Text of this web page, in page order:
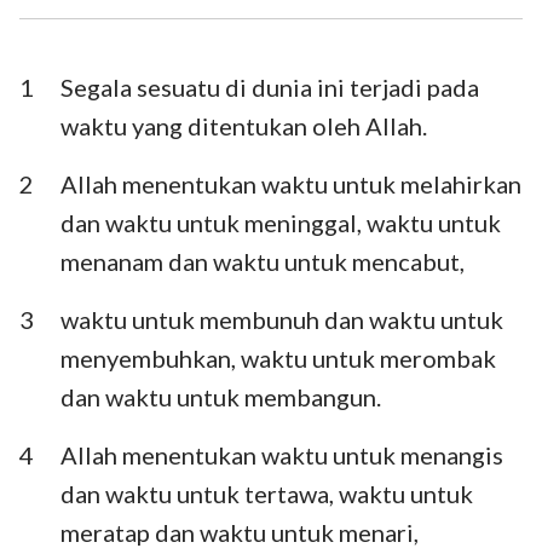
Ezra Nehemia
Ester Ayub
Mazmur Amsal
Pengkhotbah Kidung Agung
Yesaya Yeremia
Yoel Amos
Obaja Yunus
Mikha Nahum
1
Segala sesuatu di dunia ini terjadi pada
waktu yang ditentukan oleh Allah.
2
Allah menentukan waktu untuk melahirkan
dan waktu untuk meninggal, waktu untuk
menanam dan waktu untuk mencabut,
3
waktu untuk membunuh dan waktu untuk
menyembuhkan, waktu untuk merombak
dan waktu untuk membangun.
4
Allah menentukan waktu untuk menangis
dan waktu untuk tertawa, waktu untuk
meratap dan waktu untuk menari,